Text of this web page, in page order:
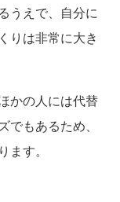
うえで、自分に
りは非常に大き
かの人には代替
もあるため、
す。